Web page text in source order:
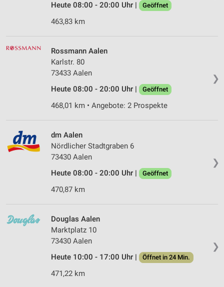
Heute 08:00 - 20:00 Uhr |
Geöffnet
463,83 km
❯
Rossmann Aalen
Karlstr. 80
73433 Aalen
Heute 08:00 - 20:00 Uhr |
Geöffnet
468,01 km • Angebote: 2 Prospekte
❯
dm Aalen
Nördlicher Stadtgraben 6
73430 Aalen
Heute 08:00 - 20:00 Uhr |
Geöffnet
470,87 km
❯
Douglas Aalen
Marktplatz 10
73430 Aalen
Heute 10:00 - 17:00 Uhr |
Öffnet in 24 Min.
471,22 km